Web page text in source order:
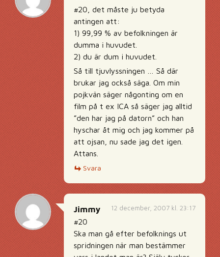
#20, det måste ju betyda
antingen att:
1) 99,99 % av befolkningen är
dumma i huvudet.
2) du är dum i huvudet.
Så till tjuvlyssningen … Så där
brukar jag också säga. Om min
pojkvän säger någonting om en
film på t ex ICA så säger jag alltid
”den har jag på datorn” och han
hyschar åt mig och jag kommer på
att ojsan, nu sade jag det igen.
Attans.
Svara
12 december, 2007 kl. 23:17
Jimmy
#20
Ska man gå efter befolknings ut
spridningen när man bestämmer